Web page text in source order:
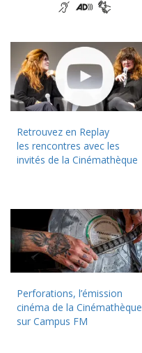
Retrouvez en Replay
les rencontres avec les
invités de la Cinémathèque
Perforations, l’émission
cinéma de la Cinémathèque
sur Campus FM